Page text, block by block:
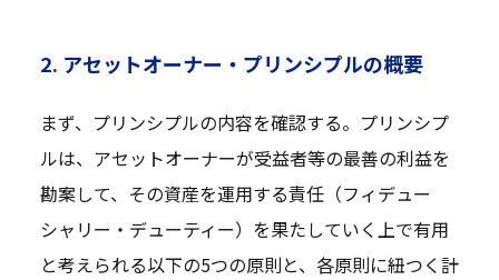
2. アセットオーナー・プリンシプルの概要
まず、プリンシプルの内容を確認する。プリンシプ
ルは、アセットオーナーが受益者等の最善の利益を
勘案して、その資産を運用する責任（フィデュー
シャリー・デューティー）を果たしていく上で有用
と考えられる以下の5つの原則と、各原則に紐つく計